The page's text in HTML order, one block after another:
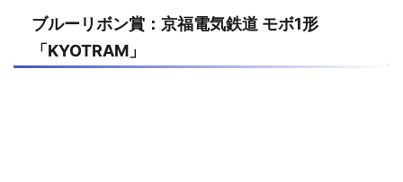
ブルーリボン賞：京福電気鉄道 モボ1形
「KYOTRAM」